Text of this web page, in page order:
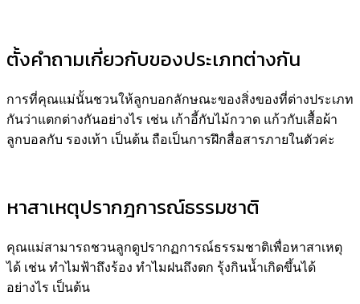
ตั้งคำถามเกี่ยวกับของประเภทต่างกัน
การที่คุณแม่นั้นชวนให้ลูกบอกลักษณะของสิ่งของที่ต่างประเภท
กันว่าแตกต่างกันอย่างไร เช่น เก้าอี้กับไม้กวาด แก้วกับเสื้อผ้า
ลูกบอลกับ รองเท้า เป็นต้น ถือเป็นการฝึกสื่อสารภายในตัวค่ะ
หาสาเหตุปรากฎการณ์ธรรมชาติ
คุณแม่สามารถชวนลูกดูปรากฏการณ์ธรรมชาติเพื่อหาสาเหตุ
ได้ เช่น ทำไมฟ้าถึงร้อง ทำไมฝนถึงตก รุ้งกินน้ำเกิดขึ้นได้
อย่างไร เป็นต้น